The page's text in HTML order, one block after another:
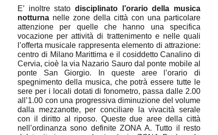
E’ inoltre stato disciplinato l’orario della musica
notturna nelle zone della città con una particolare
attenzione per quelle che hanno una specifica
vocazione per attività di trattenimento e nelle quali
l’offerta musicale rappresenta elemento di attrazione:
centro di Milano Marittima e il cosiddetto Canalino di
Cervia, cioè la via Nazario Sauro dal ponte mobile al
ponte San Giorgio. In queste aree l’orario di
spegnimento della musica, che potrà essere tutte le
sere per i locali dotati di fonometro, passa dalle 2.00
all’1.00 con una progressiva diminuzione del volume
dalla mezzanotte, per conciliare la vivacità serale
con il diritto al riposo. Queste due aree della città
nell’ordinanza sono definite ZONA A. Tutto il resto